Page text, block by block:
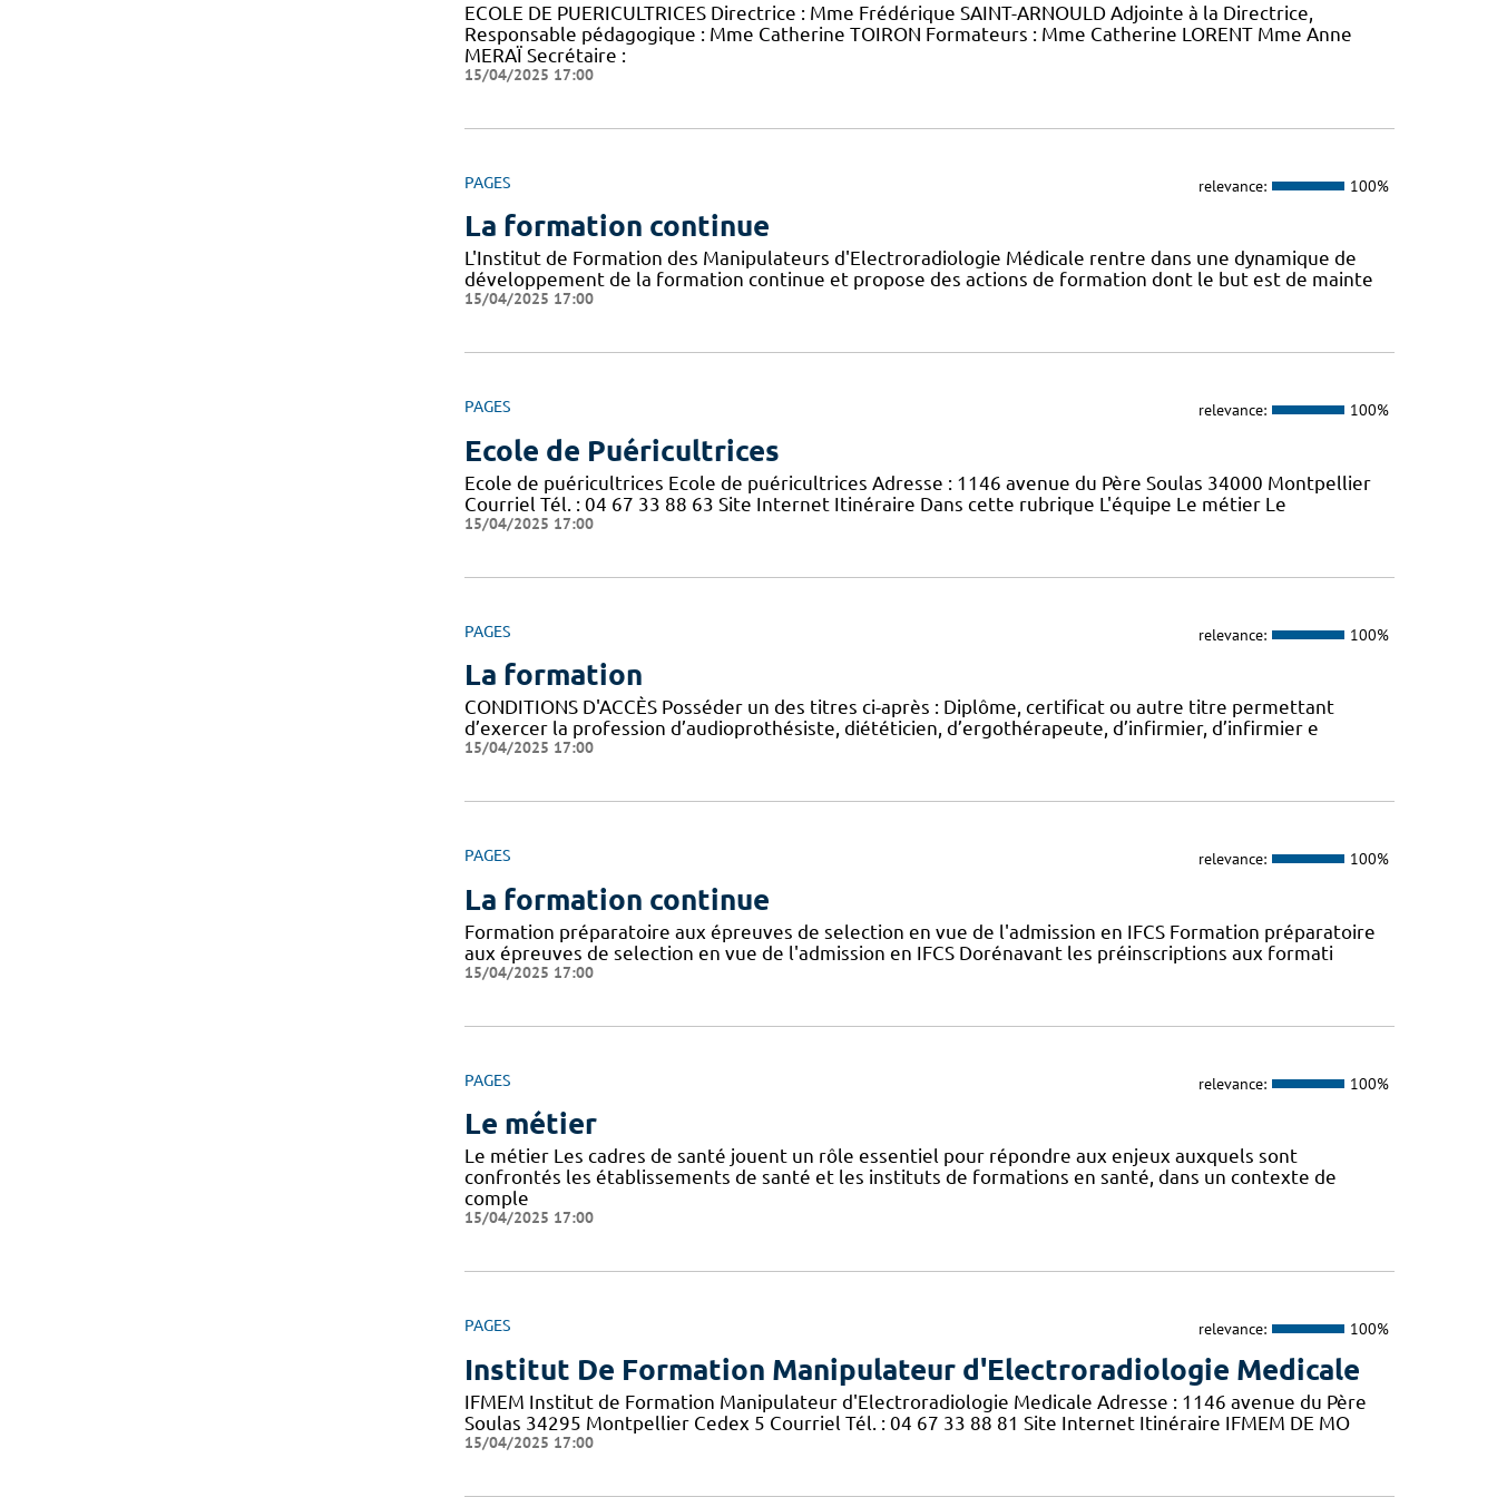
ECOLE DE PUERICULTRICES Directrice : Mme Frédérique SAINT-ARNOULD Adjointe à la Directrice,
Responsable pédagogique : Mme Catherine TOIRON Formateurs : Mme Catherine LORENT Mme Anne
MERAÏ Secrétaire :
15/04/2025 17:00
PAGES relevance: 100%
La formation continue
L'Institut de Formation des Manipulateurs d'Electroradiologie Médicale rentre dans une dynamique de
développement de la formation continue et propose des actions de formation dont le but est de mainte
15/04/2025 17:00
PAGES relevance: 100%
Ecole de Puéricultrices
Ecole de puéricultrices Ecole de puéricultrices Adresse : 1146 avenue du Père Soulas 34000 Montpellier
Courriel Tél. : 04 67 33 88 63 Site Internet Itinéraire Dans cette rubrique L'équipe Le métier Le
15/04/2025 17:00
PAGES relevance: 100%
La formation
CONDITIONS D'ACCÈS Posséder un des titres ci-après : Diplôme, certificat ou autre titre permettant
d’exercer la profession d’audioprothésiste, diététicien, d’ergothérapeute, d’infirmier, d’infirmier e
15/04/2025 17:00
PAGES relevance: 100%
La formation continue
Formation préparatoire aux épreuves de selection en vue de l'admission en IFCS Formation préparatoire
aux épreuves de selection en vue de l'admission en IFCS Dorénavant les préinscriptions aux formati
15/04/2025 17:00
PAGES relevance: 100%
Le métier
Le métier Les cadres de santé jouent un rôle essentiel pour répondre aux enjeux auxquels sont
confrontés les établissements de santé et les instituts de formations en santé, dans un contexte de
comple
15/04/2025 17:00
PAGES relevance: 100%
Institut De Formation Manipulateur d'Electroradiologie Medicale
IFMEM Institut de Formation Manipulateur d'Electroradiologie Medicale Adresse : 1146 avenue du Père
Soulas 34295 Montpellier Cedex 5 Courriel Tél. : 04 67 33 88 81 Site Internet Itinéraire IFMEM DE MO
15/04/2025 17:00